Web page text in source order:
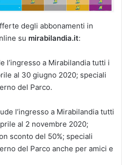
degli abbonamenti in
su mirabilandia.it:
l’ingresso a Mirabilandia tutti i
al 30 giugno 2020; speciali
del Parco.
l’ingresso a Mirabilandia tutti
al 2 novembre 2020;
sconto del 50%; speciali
del Parco anche per amici e